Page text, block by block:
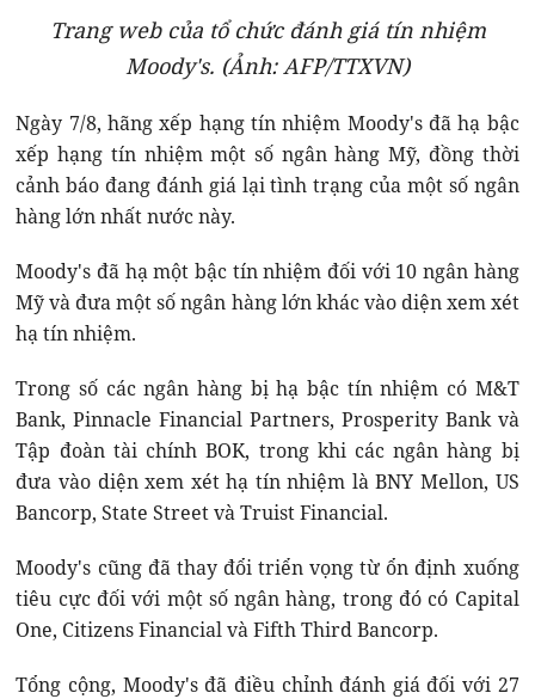
Trang web của tổ chức đánh giá tín nhiệm
Moody's. (Ảnh: AFP/TTXVN)
Ngày 7/8, hãng xếp hạng tín nhiệm Moody's đã hạ bậc
xếp hạng tín nhiệm một số ngân hàng Mỹ, đồng thời
cảnh báo đang đánh giá lại tình trạng của một số ngân
hàng lớn nhất nước này.
Moody's đã hạ một bậc tín nhiệm đối với 10 ngân hàng
Mỹ và đưa một số ngân hàng lớn khác vào diện xem xét
hạ tín nhiệm.
Trong số các ngân hàng bị hạ bậc tín nhiệm có M&T
Bank, Pinnacle Financial Partners, Prosperity Bank và
Tập đoàn tài chính BOK, trong khi các ngân hàng bị
đưa vào diện xem xét hạ tín nhiệm là BNY Mellon, US
Bancorp, State Street và Truist Financial.
Moody's cũng đã thay đổi triển vọng từ ổn định xuống
tiêu cực đối với một số ngân hàng, trong đó có Capital
One, Citizens Financial và Fifth Third Bancorp.
Tổng cộng, Moody's đã điều chỉnh đánh giá đối với 27